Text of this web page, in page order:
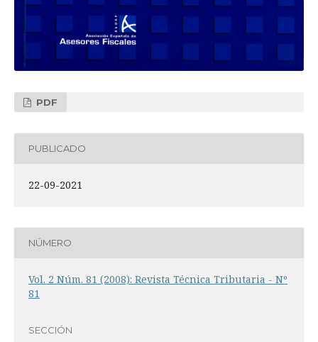
PDF
PUBLICADO
22-09-2021
NÚMERO
Vol. 2 Núm. 81 (2008): Revista Técnica Tributaria - Nº
81
SECCIÓN